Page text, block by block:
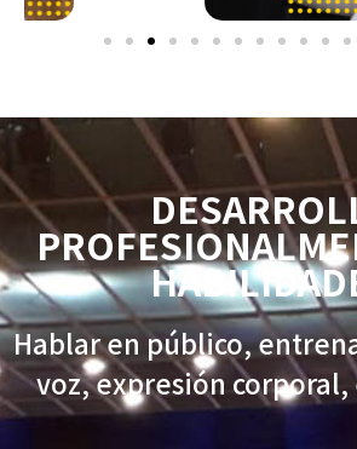
Hablar en público,
voz, expresión